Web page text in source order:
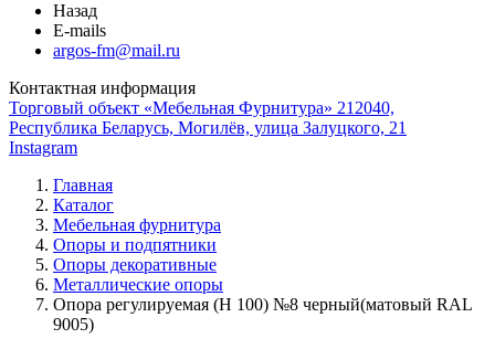
Назад
E-mails
argos-fm@mail.ru
Контактная информация
Торговый объект «Мебельная Фурнитура» 212040,
Республика Беларусь, Могилёв, улица Залуцкого, 21
Instagram
Главная
Каталог
Мебельная фурнитура
Опоры и подпятники
Опоры декоративные
Металлические опоры
Опора регулируемая (Н 100) №8 черный(матовый RAL
9005)